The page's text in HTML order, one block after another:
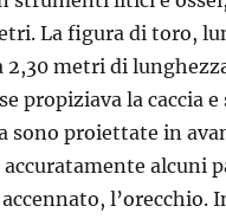
La figura di toro,
2,30 metri di
propiziava la caccia
sono proiettate in
alcuni
l’orecchio.